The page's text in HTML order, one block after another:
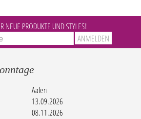
NEUE PRODUKTE UND STYLES!
Aalen
13.09.2026
08.11.2026